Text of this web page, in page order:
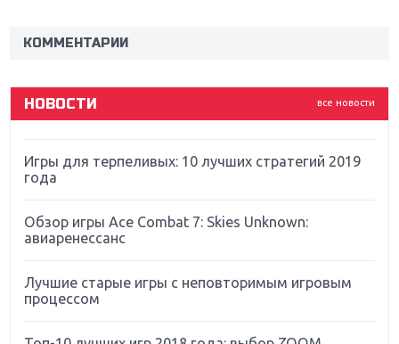
КОММЕНТАРИИ
все новости
НОВОСТИ
Far Cry 5: хвалить нельзя ругать
Игры для терпеливых: 10 лучших стратегий 2019
года
Обзор игры Ace Combat 7: Skies Unknown:
авиаренессанс
Лучшие старые игры с неповторимым игровым
процессом